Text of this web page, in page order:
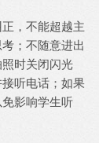
，不能超越主
；不随意进出
时关闭闪光
听电话；如果
影响学生听